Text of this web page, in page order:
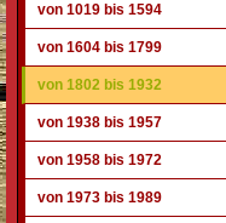
von 1019 bis 1594
von 1604 bis 1799
von 1802 bis 1932
von 1938 bis 1957
von 1958 bis 1972
von 1973 bis 1989